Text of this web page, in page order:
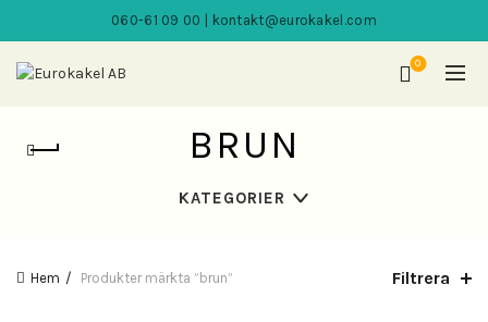
060-61 09 00 | kontakt@eurokakel.com
0
BRUN
KATEGORIER
Hem Produkter märkta ”brun” Filtrera